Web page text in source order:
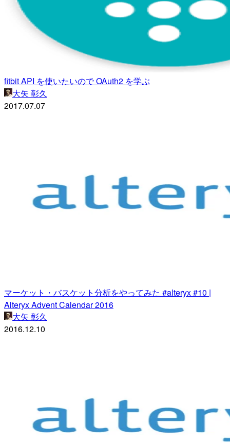
fitbit API を使いたいので OAuth2 を学ぶ
大矢 彰久
2017.07.07
マーケット・バスケット分析をやってみた #alteryx #10 |
Alteryx Advent Calendar 2016
大矢 彰久
2016.12.10